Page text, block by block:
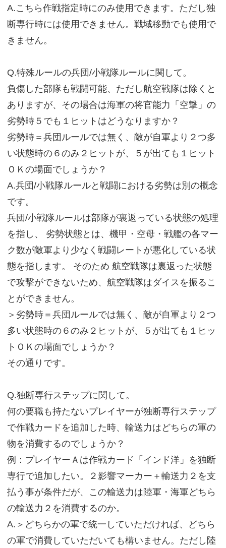
A.こちら作戦指定時にのみ使用できます。ただし独
断専行時には使用できません。戦域移動でも使用で
きません。
Q.特殊ルールの兵団/小戦隊ルールに関して。
負傷した部隊も戦闘可能、ただし航空戦隊は除くと
ありますが、その場合は海軍の将官能力「空撃」の
劣勢時５でも１ヒットはどうなりますか？
劣勢時＝兵団ルールでは無く、敵が自軍より２つ多
い状態時の６のみ２ヒットが、５が出ても１ヒット
ＯＫの場面でしょうか？
A.兵団/小戦隊ルールと戦闘における劣勢は別の概念
です。
兵団/小戦隊ルールは部隊が裏返っている状態の処理
を指し、 劣勢状態とは、機甲・空母・戦艦の各マー
ク数が敵軍より少なく戦闘レートが悪化している状
態を指します。 そのため 航空戦隊は裏返った状態
で攻撃ができないため、航空戦隊はダイスを振るこ
とができません。
＞劣勢時＝兵団ルールでは無く、敵が自軍より２つ
多い状態時の６のみ２ヒットが、５が出ても１ヒッ
トＯＫの場面でしょうか？
その通りです。
Q.独断専行ステップに関して。
何の要職も持たないプレイヤーが独断専行ステップ
で作戦カードを追加した時、輸送力はどちらの軍の
物を消費するのでしょうか？
例：プレイヤーＡは作戦カード「インド洋」を独断
専行で追加したい。２影響マーカー＋輸送力２を支
払う事が条件だが、この輸送力は陸軍・海軍どちら
の輸送力２を消費するのか。
A.＞どちらかの軍で統一していただければ、どちら
の軍で消費していただいても構いません。ただし陸